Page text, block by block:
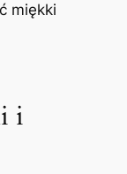
miękki
i